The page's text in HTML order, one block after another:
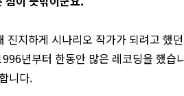
진지하게 시나리오 작가가 되려고 했
년부터 한동안 많은 레코딩을 했
니다.